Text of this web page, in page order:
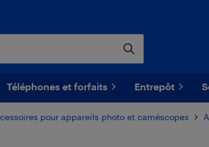
Téléphones et forfaits Entrepôt
pour appareils photo et caméscopes